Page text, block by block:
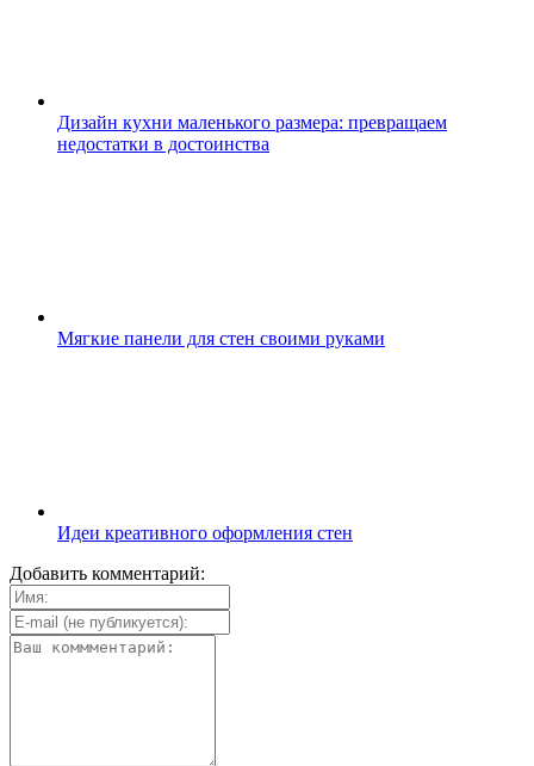
Дизайн кухни маленького размера: превращаем
недостатки в достоинства
Мягкие панели для стен своими руками
Идеи креативного оформления стен
Добавить комментарий: